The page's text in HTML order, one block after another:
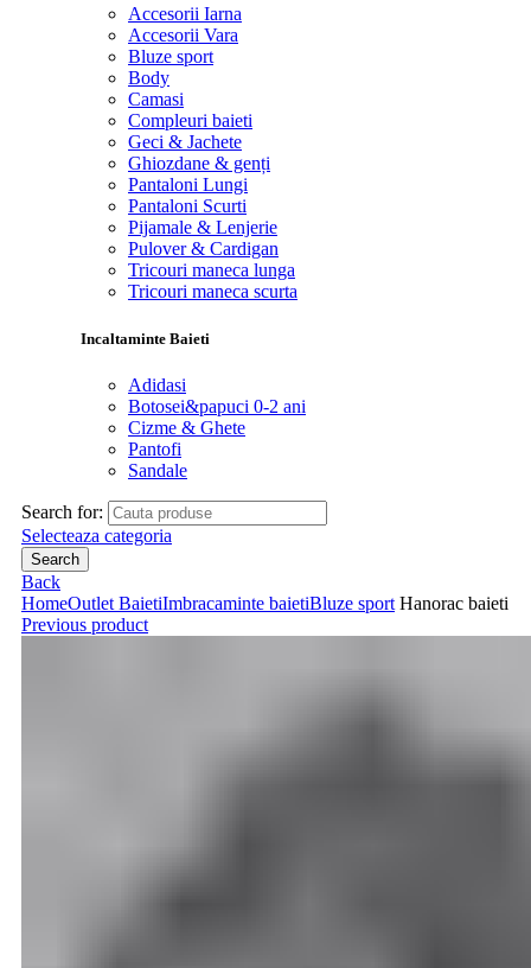
Accesorii Iarna
Accesorii Vara
Bluze sport
Body
Camasi
Compleuri baieti
Geci & Jachete
Ghiozdane & genți
Pantaloni Lungi
Pantaloni Scurti
Pijamale & Lenjerie
Pulover & Cardigan
Tricouri maneca lunga
Tricouri maneca scurta
Incaltaminte Baieti
Adidasi
Botosei&papuci 0-2 ani
Cizme & Ghete
Pantofi
Sandale
Search for:
Selecteaza categoria
Search
Back
HomeOutlet BaietiImbracaminte baietiBluze sport Hanorac baieti
Previous product